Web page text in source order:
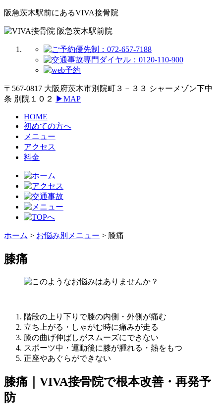
阪急茨木駅前にあるVIVA接骨院
〒567-0817 大阪府茨木市別院町３－３３ シャーメゾン下中
条 別院１０２
▶MAP
HOME
初めての方へ
メニュー
アクセス
料金
ホーム > お悩み別メニュー > 膝痛
膝痛
階段の上り下りで膝の内側・外側が痛む
立ち上がる・しゃがむ時に痛みが走る
膝の曲げ伸ばしがスムーズにできない
スポーツ中・運動後に膝が腫れる・熱をもつ
正座やあぐらができない
膝痛｜VIVA接骨院で根本改善・再発予
防